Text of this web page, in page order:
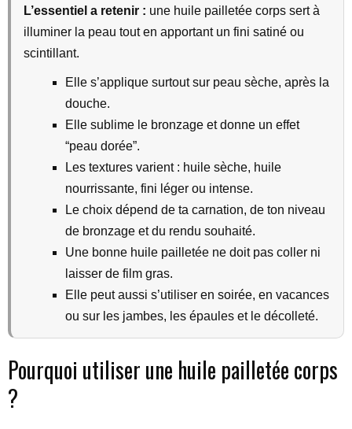
L’essentiel a retenir : une huile pailletée corps sert à
illuminer la peau tout en apportant un fini satiné ou
scintillant.
Elle s’applique surtout sur peau sèche, après la
douche.
Elle sublime le bronzage et donne un effet
“peau dorée”.
Les textures varient : huile sèche, huile
nourrissante, fini léger ou intense.
Le choix dépend de ta carnation, de ton niveau
de bronzage et du rendu souhaité.
Une bonne huile pailletée ne doit pas coller ni
laisser de film gras.
Elle peut aussi s’utiliser en soirée, en vacances
ou sur les jambes, les épaules et le décolleté.
Pourquoi utiliser une huile pailletée corps
?